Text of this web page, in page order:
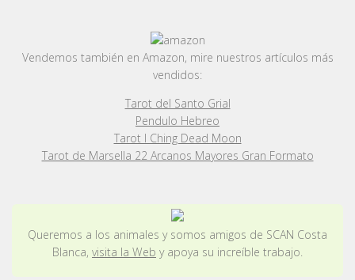
Vendemos también en Amazon, mire nuestros artículos más
vendidos:
Tarot del Santo Grial
Pendulo Hebreo
Tarot I Ching Dead Moon
Tarot de Marsella 22 Arcanos Mayores Gran Formato
Queremos a los animales y somos amigos de SCAN Costa
Blanca, visita la Web y apoya su increíble trabajo.